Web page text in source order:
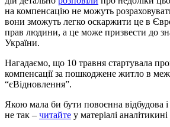
на компенсацію не можуть
вони зможуть легко оскаржити це в
прав людини, а це може призвести до
України.
Нагадаємо, що 10 травня стартувала
компенсації за пошкоджене житло в
“єВідновлення”.
Якою мала би бути повоєнна відбудова
не так – читайте у матеріалі